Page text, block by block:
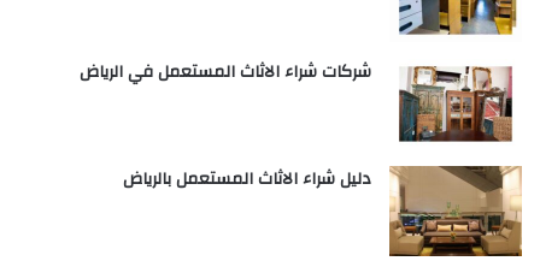
شركات شراء الاثاث المستعمل في الرياض
دليل شراء الاثاث المستعمل بالرياض